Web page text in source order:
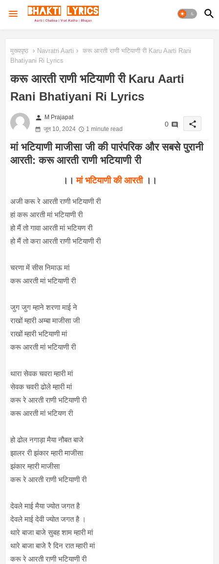
मुख्यपृष्ठ Navratri Aarti
करू आरती राणी भटियाणी री Karu Aarti Rani
Bhatiyani Ri Lyrics
करू आरती राणी भटियाणी री Karu Aarti
Rani Bhatiyani Ri Lyrics
person M Prajapat
जून 10, 2024
1 minute read
0 share
मां भटियाणी माजीसा जी की पारंपरिक और सबसे पुरानी
आरती: करू आरती राणी भटियाणी री
।।मां भटियाणी की आरती।।
अजी करू रे आरती राणी भटियाणी री
हां करू आरती मां भटियाणी री
हो मैं तो गावा आरती मां भटियण री
हो मैं तो करा आरती राणी भटियाणी री
चरणा में सीस निमाऊ मां
करू आरती मां भटियाणी री
जुग जुग म्हाने शरणा माई ने
राखों म्हारी अम्बा माजीसा जी
राखों म्हारी भटियाणी मां
करू आरती मां भटियाणी री
थारा सेवक चवरा म्हारी मां
सेवक चवरी ढोले म्हारी मां
करू रे आरती राणी भटियाणी री
करू आरती मां भटियण री
हो ढोल नगाड़ा मैया नौबत बाजे
झालर री झंकार म्हारी माजीसा
झंकार म्हारी माजीसा
करू रे आरती राणी भटियाणी री
देवले माई मैया ज्योत जगत है
देवले माई देवी ज्योत जगत है ।
थारे बाजा बाजे सुबह शाम म्हारी मां
थारे बाजा बाजे रै दिन रात म्हारी मां
करू रे आरती राणी भटियाणी री